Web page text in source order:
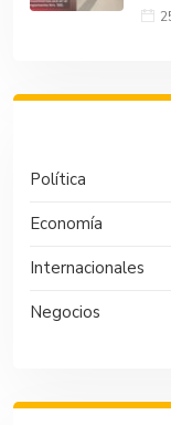
Política
Economía
Internacionales
Negocios